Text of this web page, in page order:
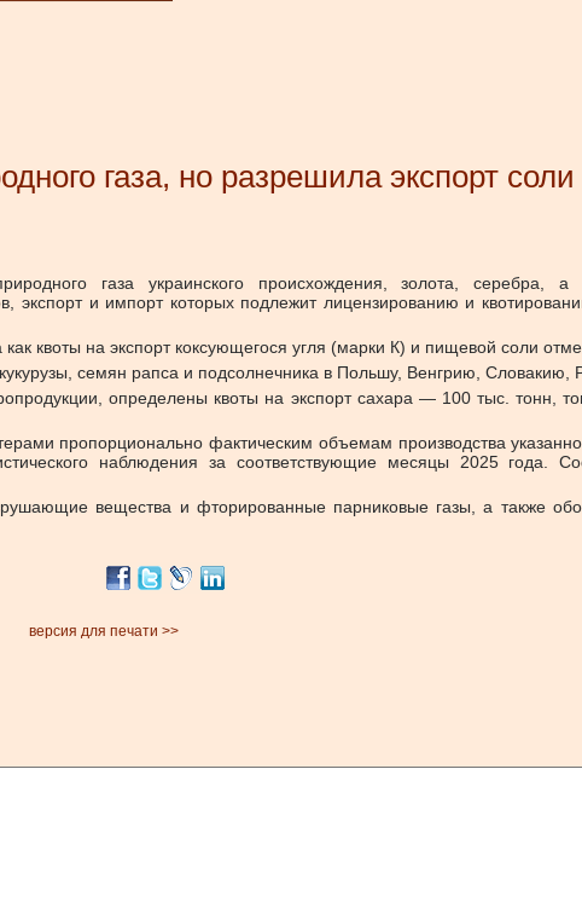
газа, но разрешила экспорт
газа украинского происхождения, золота, серебра,
экспорт и импорт которых подлежит лицензированию и
квоты на экспорт коксующегося угля (марки К) и пищевой соли
семян рапса и подсолнечника в Польшу, Венгрию,
определены квоты на экспорт сахара — 100 тыс. тонн,
пропорционально фактическим объемам производства
наблюдения за соответствующие месяцы 2025 года.
вещества и фторированные парниковые газы, а также
версия для печати >>